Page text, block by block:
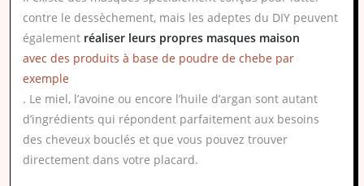
contre le dessèchement, mais les adeptes du DIY peuvent
également réaliser leurs propres masques maison
avec des produits à base de poudre de chebe par
exemple
. Le miel, l’avoine ou encore l’huile d’argan sont autant
d’ingrédients qui répondent parfaitement aux besoins
des cheveux bouclés et que vous pouvez trouver
directement dans votre placard.